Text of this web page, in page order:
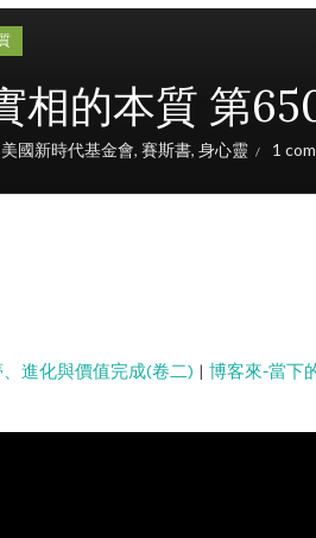
相的本質 第
美國新時代基金會, 賽斯書, 身心靈 1
進化與價值完成(卷二) | 博客來-當下